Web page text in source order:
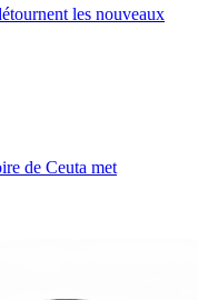
les nouveaux
de Ceuta met